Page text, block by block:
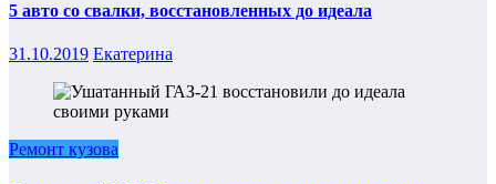
5 авто со свалки, восстановленных до идеала
31.10.2019 Екатерина
Ремонт кузова